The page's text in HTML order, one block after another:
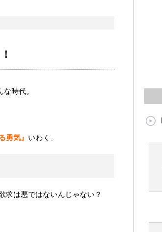
時代。
勇気』 いわく、
求は悪ではないんじゃない？